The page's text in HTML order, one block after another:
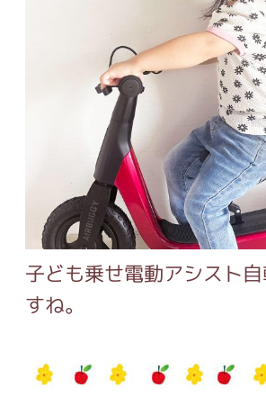
子ども乗せ電動アシスト
すね。